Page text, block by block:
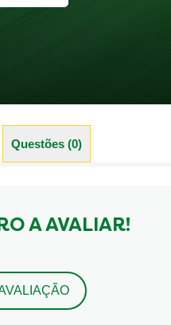
Questões (0)
A AVALIAR!